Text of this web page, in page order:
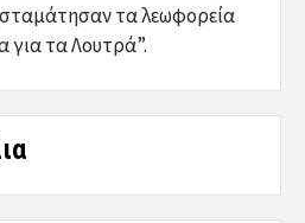
σταμάτησαν τα λεωφορεία
για τα Λουτρά”.